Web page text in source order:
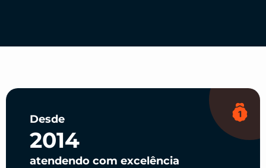
Desde
2014
atendendo com excelência